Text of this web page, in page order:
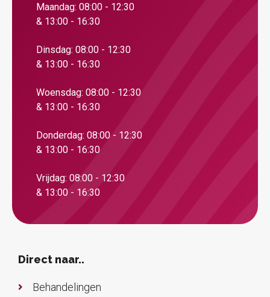
Maandag: 08:00 - 12:30
& 13:00 - 16:30
Dinsdag: 08:00 - 12:30
& 13:00 - 16:30
Woensdag: 08:00 - 12:30
& 13:00 - 16:30
Donderdag: 08:00 - 12:30
& 13:00 - 16:30
Vrijdag: 08:00 - 12:30
& 13:00 - 16:30
Direct naar..
Behandelingen